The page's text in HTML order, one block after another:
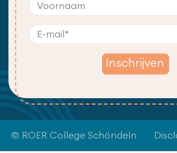
© ROER College Schöndeln